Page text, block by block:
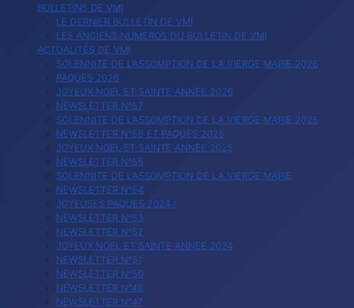
BULLETINS DE VMI
LE DERNIER BULLETIN DE VMI
LES ANCIENS NUMEROS DU BULLETIN DE VMI
ACTUALITÉS DE VMI
SOLENNITE DE L’ASSOMPTION DE LA VIERGE MARIE 2026
PAQUES 2026
JOYEUX NOEL ET SAINTE ANNEE 2026
NEWSLETTER N°57
SOLENNITE DE L’ASSOMPTION DE LA VIERGE MARIE 2025
NEWSLETTER N°56 ET PAQUES 2025
JOYEUX NOEL ET SAINTE ANNEE 2025
NEWSLETTER N°55
SOLENNITE DE L’ASSOMPTION DE LA VIERGE MARIE
NEWSLETTER N°54
JOYEUSES PAQUES 2024 !
NEWSLETTER N°53
NEWSLETTER N°52
JOYEUX NOEL ET SAINTE ANNEE 2024
NEWSLETTER N°51
NEWSLETTER N°50
NEWSLETTER N°48
NEWSLETTER N°47